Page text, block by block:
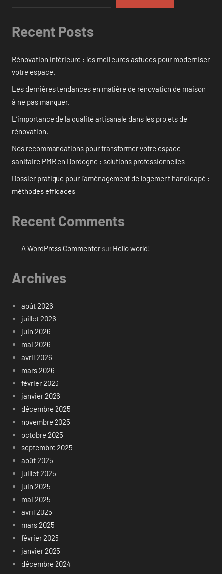
Recent Posts
Rénovation intérieure : les meilleures astuces pour moderniser
votre espace.
Les dernières tendances en matière de rénovation de maison
à ne pas manquer.
L’importance de la qualité artisanale dans les projets de
rénovation.
Nos recommandations pour transformer votre espace
sanitaire PMR en Dordogne : solutions professionnelles
Dossier pratique pour l’aménagement de logement handicapé :
méthodes efficaces
Recent Comments
A WordPress Commentersur Hello world!
Archives
août 2026
juillet 2026
juin 2026
mai 2026
avril 2026
mars 2026
février 2026
janvier 2026
décembre 2025
novembre 2025
octobre 2025
septembre 2025
août 2025
juillet 2025
juin 2025
mai 2025
avril 2025
mars 2025
février 2025
janvier 2025
décembre 2024